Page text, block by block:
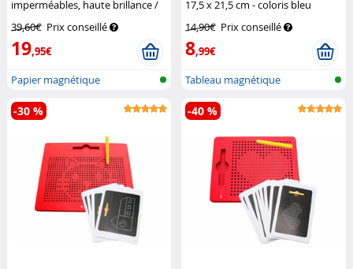
imperméables, haute brillance /
39,60€ Prix conseillé
19,95€
Papier magnétique
17,5 x 21,5 cm - coloris bleu
14,90€ Prix conseillé
8,99€
Tableau magnétique
-30 % -40 %